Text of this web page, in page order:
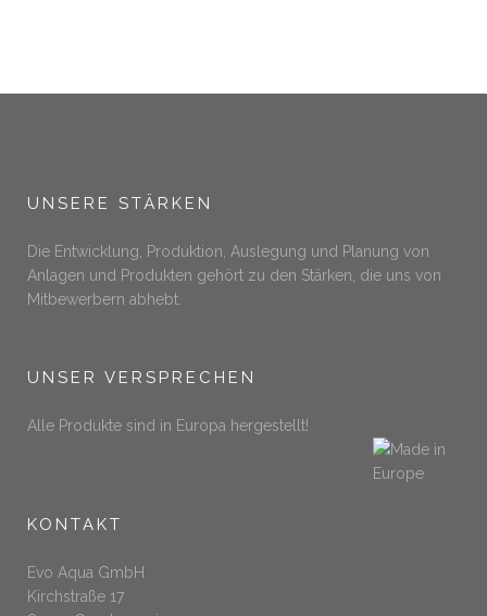
UNSERE STÄRKEN
Die Entwicklung, Produktion, Auslegung und Planung von
Anlagen und Produkten gehört zu den Stärken, die uns von
Mitbewerbern abhebt.
UNSER VERSPRECHEN
Alle Produkte sind in Europa hergestellt!
KONTAKT
Evo Aqua GmbH
Kirchstraße 17